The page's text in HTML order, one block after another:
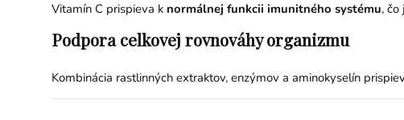
Vitamín C prispieva k normálnej funkcii imunitného systému,
Podpora celkovej rovnováhy organizmu
Kombinácia rastlinných extraktov, enzýmov a aminokyselín